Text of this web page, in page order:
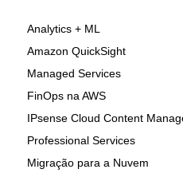
Analytics + ML
Amazon QuickSight
Managed Services
FinOps na AWS
IPsense Cloud Content
Professional Services
Migração para a Nuvem